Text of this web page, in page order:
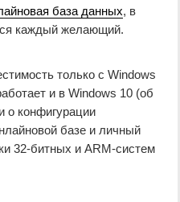
база данных, в
каждый желающий.
только с Windows
и в Windows 10 (об
о конфигурации
базе и личный
32-битных и ARM-систем